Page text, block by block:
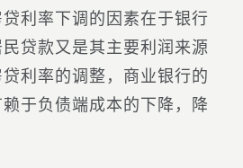
利率下调的因素在于银行
贷款又是其主要利润来源
利率的调整，商业银行的
于负债端成本的下降，降